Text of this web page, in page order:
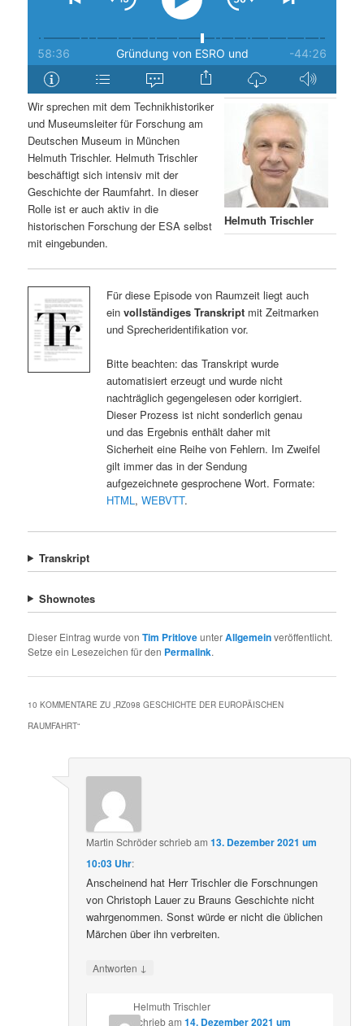
n
Helmuth Trischler
Wir sprechen mit dem Technikhistoriker
und Museumsleiter für Forschung am
Deutschen Museum in München
Helmuth Trischler. Helmuth Trischler
beschäftigt sich intensiv mit der
Geschichte der Raumfahrt. In dieser
Rolle ist er auch aktiv in die
historischen Forschung der ESA selbst
mit eingebunden.
Für diese Episode von Raumzeit liegt auch
ein vollständiges Transkriptmit Zeitmarken
und Sprecheridentifikation vor.
Bitte beachten: das Transkript wurde
automatisiert erzeugt und wurde nicht
nachträglich gegengelesen oder korrigiert.
Dieser Prozess ist nicht sonderlich genau
und das Ergebnis enthält daher mit
Sicherheit eine Reihe von Fehlern. Im Zweifel
gilt immer das in der Sendung
aufgezeichnete gesprochene Wort. Formate:
HTML, WEBVTT.
Transkript
Shownotes
Dieser Eintrag wurde vonTim PritloveunterAllgemeinveröffentlicht.
Setze ein Lesezeichen für den Permalink.
10 KOMMENTARE ZU „RZ098 GESCHICHTE DER EUROPÄISCHEN
RAUMFAHRT“
Martin Schröderschriebam13. Dezember 2021 um
10:03 Uhr:
Anscheinend hat Herr Trischler die Forschnungen
von Christoph Lauer zu Brauns Geschichte nicht
wahrgenommen. Sonst würde er nicht die üblichen
Märchen über ihn verbreiten.
Antworten ↓
Helmuth Trischler
schriebam 14. Dezember 2021 um